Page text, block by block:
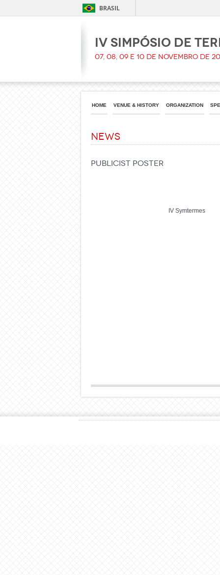
BRASIL
IV Simpósio de
07, 08, 09 e 10 de Novembro de
HOME VENUE & HISTORY ORGANIZATION
News
Publicist poster
IV Symtermes